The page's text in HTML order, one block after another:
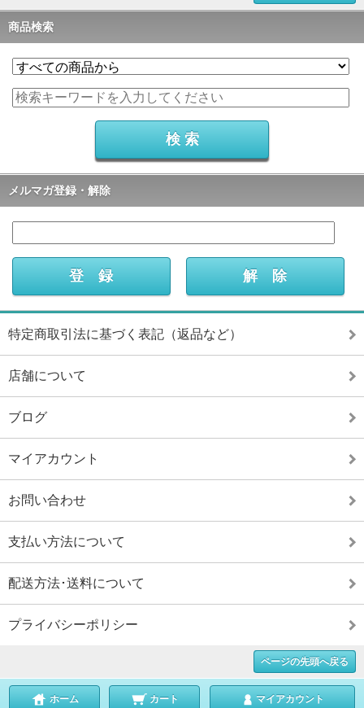
商品検索
メルマガ登録・解除
特定商取引法に基づく表記（返品など）
店舗について
ブログ
マイアカウント
お問い合わせ
支払い方法について
配送方法･送料について
プライバシーポリシー
ページの先頭へ戻る
ホーム カート マイアカウント